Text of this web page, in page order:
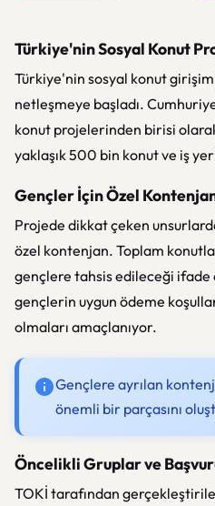
Türkiye'nin Sosyal Konut
Türkiye'nin sosyal konut
netleşmeye başladı.
konut projelerinden birisi
yaklaşık 500 bin konut ve iş
Gençler İçin Özel
Projede dikkat çeken
özel kontenjan. Toplam
gençlere tahsis edileceği ifade
gençlerin uygun ödeme
olmaları amaçlanıyor.
Gençlere ayrılan
önemli bir parçasını
Öncelikli Gruplar ve
TOKİ tarafından